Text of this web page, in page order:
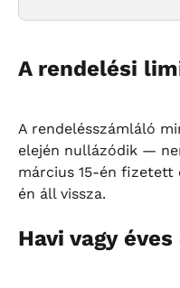
A rendelési
A rendelésszámláló
elején nullázódik —
március 15-én fizetett
én áll vissza.
Havi vagy